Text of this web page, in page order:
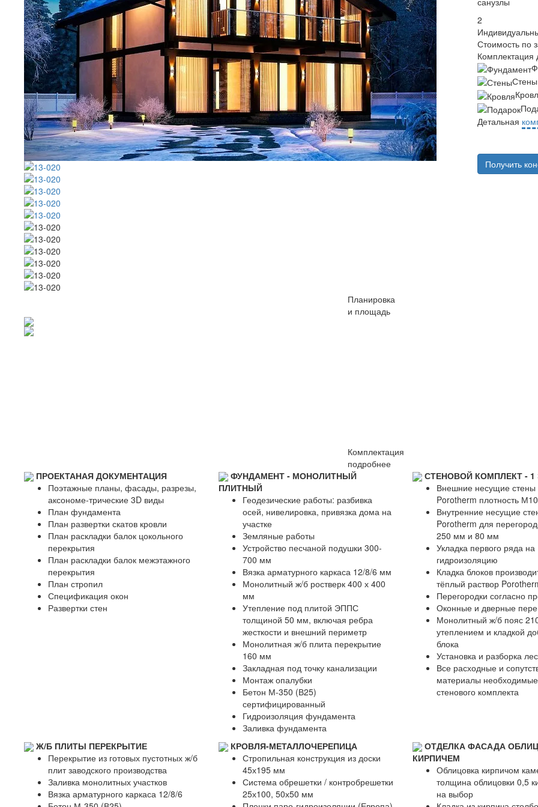
2
Стоимость по
Комплектация
Стены
Детальная
Получить
Планировка
и площадь
Комплектация
подробнее
ПРОЕКТАНАЯ ДОКУМЕНТАЦИЯ
Поэтажные планы, фасады, разрезы,
аксономе-трические 3D виды
План фундамента
План развертки скатов кровли
План раскладки балок цокольного
перекрытия
План раскладки балок межэтажного
перекрытия
План стропил
Спецификация окон
Развертки стен
ФУНДАМЕНТ - МОНОЛИТНЫЙ
ПЛИТНЫЙ
Геодезические работы: разбивка
осей, нивелировка, привязка дома на
участке
Земляные работы
Устройство песчаной подушки 300-
700 мм
Вязка арматурного каркаса 12/8/6 мм
Монолитный ж/б ростверк 400 х 400
мм
Утепление под плитой ЭППС
толщиной 50 мм, включая ребра
жесткости и внешний периметр
Монолитная ж/б плита перекрытие
160 мм
Закладная под точку канализации
Монтаж опалубки
Бетон М-350 (В25)
сертифицированный
Гидроизоляция фундамента
Заливка фундамента
СТЕНОВОЙ КОМПЛЕКТ -
Внешние несущие стены
Porotherm плотность
Внутренние несущие
Porotherm для
250 мм и 80 мм
Укладка первого ряда на
гидроизоляцию
Кладка блоков
тёплый раствор
Перегородки согласно
Оконные и дверные
Монолитный ж/б пояс
утеплением и кладкой
блока
Установка и разборка
Все расходные и
материалы
стенового комплекта
Ж/Б ПЛИТЫ ПЕРЕКРЫТИЕ
Перекрытие из готовых пустотных ж/б
плит заводского производства
Заливка монолитных участков
Вязка арматурного каркаса 12/8/6
КРОВЛЯ-МЕТАЛЛОЧЕРЕПИЦА
Стропильная конструкция из доски
45х195 мм
Система обрешетки / контробрешетки
25х100, 50х50 мм
ОТДЕЛКА ФАСАДА
КИРПИЧЕМ
Облицовка кирпичом
толщина облицовки 0,5
на выбор